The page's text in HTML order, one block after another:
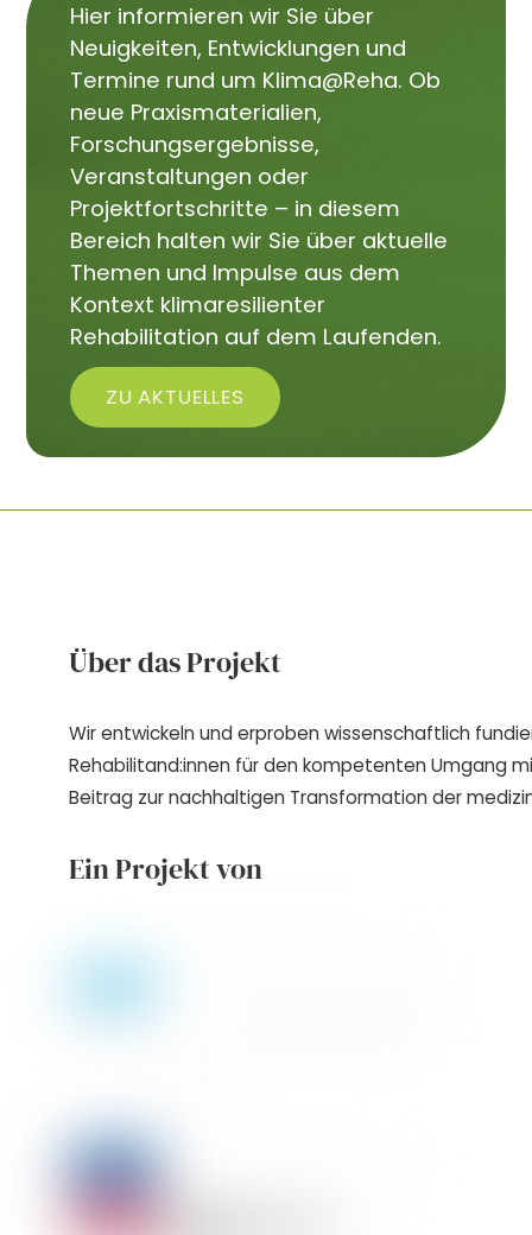
Hier informieren wir Sie über
Neuigkeiten, Entwicklungen und
Termine rund um Klima@Reha. Ob
neue Praxismaterialien,
Forschungsergebnisse,
Veranstaltungen oder
Projektfortschritte – in diesem
Bereich halten wir Sie über aktuelle
Themen und Impulse aus dem
Kontext klimaresilienter
Rehabilitation auf dem Laufenden.
ZU AKTUELLES
Über das Projekt
Wir entwickeln und erproben wissenschaftlich
Rehabilitand:innen für den kompetenten Umgang
Beitrag zur nachhaltigen Transformation der
Ein Projekt von